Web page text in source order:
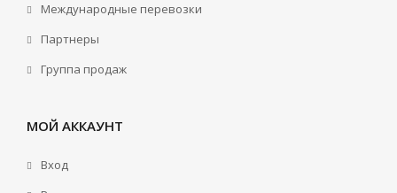
Международные перевозки
Партнеры
Группа продаж
МОЙ АККАУНТ
Вход